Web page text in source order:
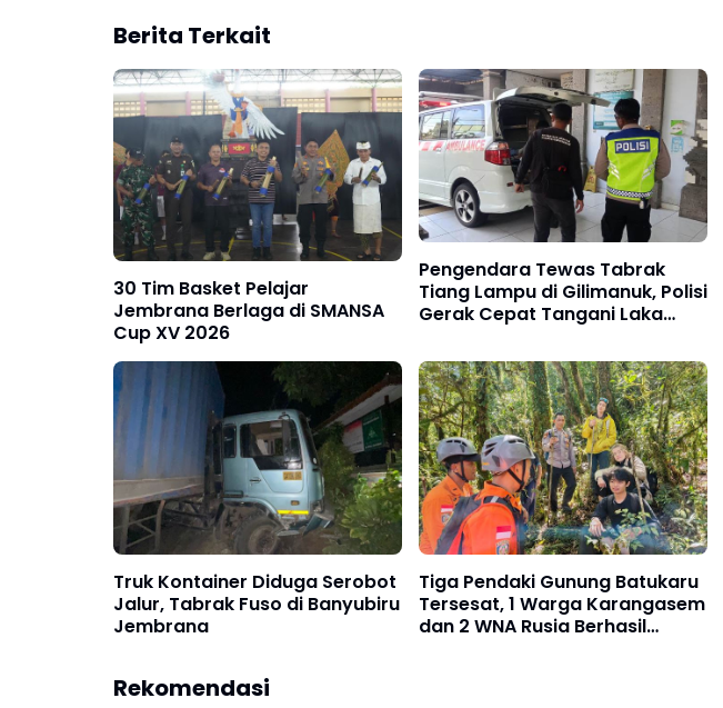
Berita Terkait
30 Tim Basket Pelajar
Jembrana Berlaga di SMANSA
Cup XV 2026
Pengendara Tewas Tabrak
Tiang Lampu di Gilimanuk, Polisi
Gerak Cepat Tangani Laka
Truk Kontainer Diduga Serobot
Jalur, Tabrak Fuso di Banyubiru
Jembrana
Tiga Pendaki Gunung Batukaru
Tersesat, 1 Warga Karangasem
dan 2 WNA Rusia Berhasil
Rekomendasi